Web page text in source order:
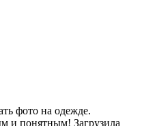
фото на одежде.
и понятным! Загрузила